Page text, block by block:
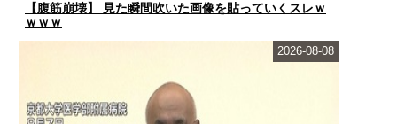
【腹筋崩壊】 見た瞬間吹いた画像を貼っていくスレｗ
ｗｗｗ
2026-08-08